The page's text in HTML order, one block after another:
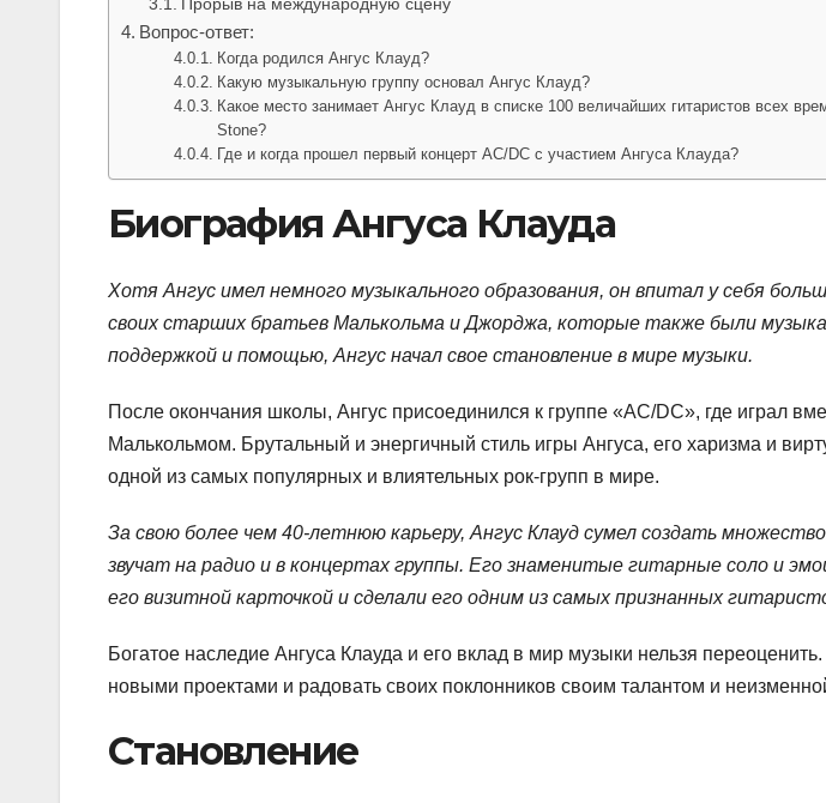
Вопрос-ответ:
Когда родился Ангус Клауд?
Какую музыкальную группу основал Ангус Клауд?
Какое место занимает Ангус Клауд в списке 100 величайших гитаристов всех
Stone?
Где и когда прошел первый концерт AC/DC с участием Ангуса Клауда?
Биография Ангуса Клауда
Хотя Ангус имел немного музыкального образования, он впитал у себя
своих старших братьев Малькольма и Джорджа, которые также были
поддержкой и помощью, Ангус начал свое становление в мире музыки.
После окончания школы, Ангус присоединился к группе «AC/DC», где играл
Малькольмом. Брутальный и энергичный стиль игры Ангуса, его харизма и
одной из самых популярных и влиятельных рок-групп в мире.
За свою более чем 40-летнюю карьеру, Ангус Клауд сумел создать
звучат на радио и в концертах группы. Его знаменитые гитарные соло и
его визитной карточкой и сделали его одним из самых признанных
Богатое наследие Ангуса Клауда и его вклад в мир музыки нельзя
новыми проектами и радовать своих поклонников своим талантом и
Становление